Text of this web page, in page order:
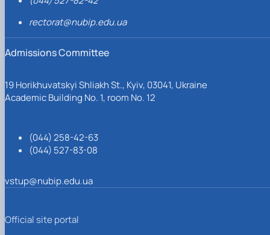
rectorat@nubip.edu.ua
Admissions Committee
19 Horikhuvatskyi Shliakh St., Kyiv, 03041, Ukraine
Academic Building No. 1, room No. 12
(044) 258-42-63
(044) 527-83-08
vstup@nubip.edu.ua
Official site portal